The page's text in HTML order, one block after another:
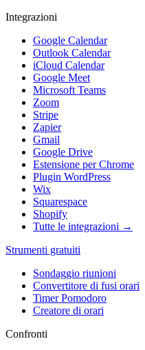
Integrazioni
Google Calendar
Outlook Calendar
iCloud Calendar
Google Meet
Microsoft Teams
Zoom
Stripe
Zapier
Gmail
Google Drive
Estensione per Chrome
Plugin WordPress
Wix
Squarespace
Shopify
Tutte le integrazioni →
Strumenti gratuiti
Sondaggio riunioni
Convertitore di fusi orari
Timer Pomodoro
Creatore di orari
Confronti